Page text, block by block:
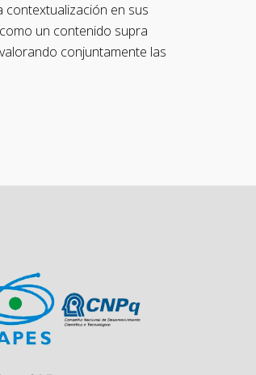
contextualización en sus
un contenido supra
conjuntamente las